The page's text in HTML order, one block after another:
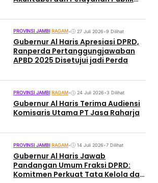
PROVINSI JAMBI RAGAM• 27 Juli 2026•9 Dilihat
Gubernur Al Haris Apresiasi DPRD,
Ranperda Pertanggungjawaban
APBD 2025 Disetujui jadi Perda
PROVINSI JAMBI RAGAM• 24 Juli 2026•3 Dilihat
Gubernur Al Haris Terima Audiensi
Komisaris Utama PT Jasa Raharja
PROVINSI JAMBI RAGAM• 14 Juli 2026•7 Dilihat
Gubernur Al Haris Jawab
Pandangan Umum Fraksi DPRD:
Komitmen Perkuat Tata Kelola dan